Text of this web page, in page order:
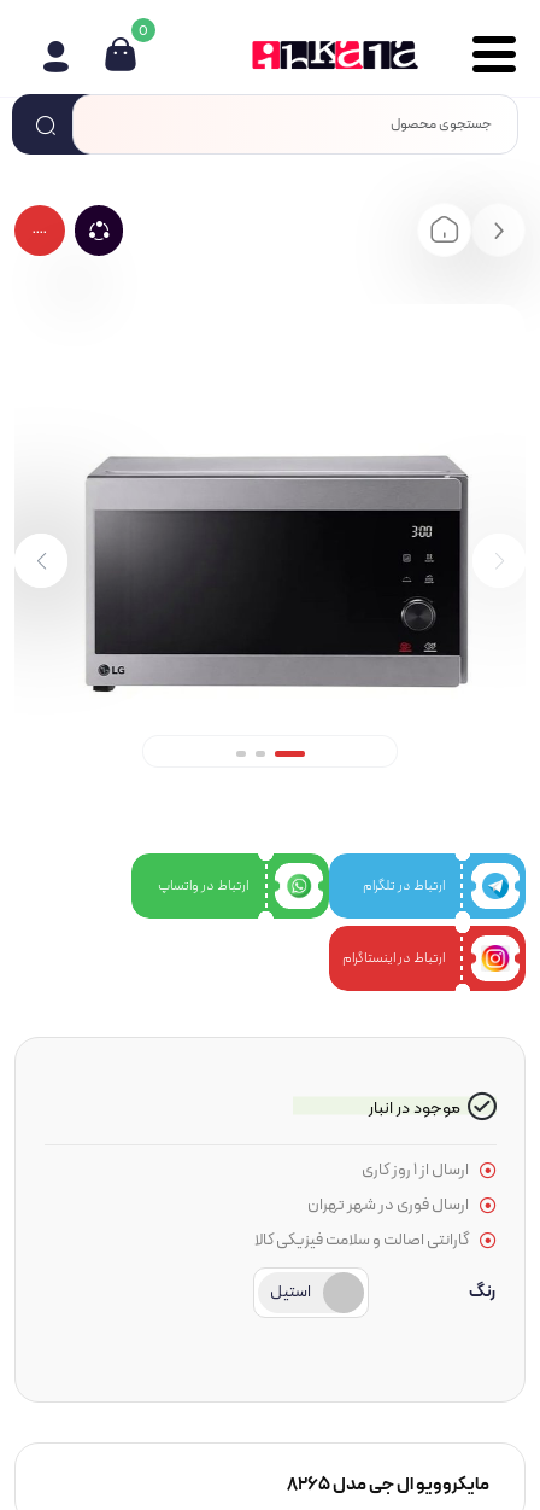
0
....
ارتباط در تلگرام ارتباط در واتساپ
ارتباط در اینستاگرام
مایکروویو ال جی مدل 8265
موجود در انبار
ارسال از 1 روز کاری
ارسال فوری در شهر تهران
گارانتی اصالت و سلامت فیزیکی کالا
رنگ استیل